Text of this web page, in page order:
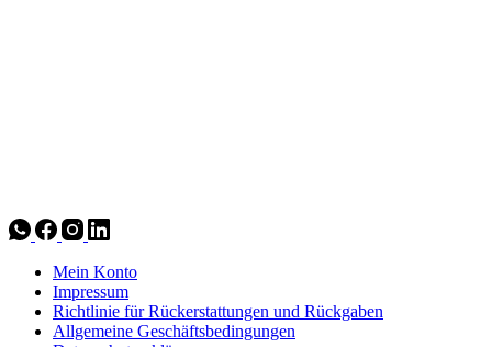
Mein Konto
Impressum
Richtlinie für Rückerstattungen und Rückgaben
Allgemeine Geschäftsbedingungen